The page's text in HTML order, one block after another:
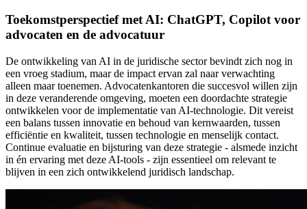
Toekomstperspectief met AI: ChatGPT, Copilot voor
advocaten en de advocatuur
De ontwikkeling van AI in de juridische sector bevindt zich nog in
een vroeg stadium, maar de impact ervan zal naar verwachting
alleen maar toenemen. Advocatenkantoren die succesvol willen zijn
in deze veranderende omgeving, moeten een doordachte strategie
ontwikkelen voor de implementatie van AI-technologie. Dit vereist
een balans tussen innovatie en behoud van kernwaarden, tussen
efficiëntie en kwaliteit, tussen technologie en menselijk contact.
Continue evaluatie en bijsturing van deze strategie - alsmede inzicht
in én ervaring met deze AI-tools - zijn essentieel om relevant te
blijven in een zich ontwikkelend juridisch landschap.